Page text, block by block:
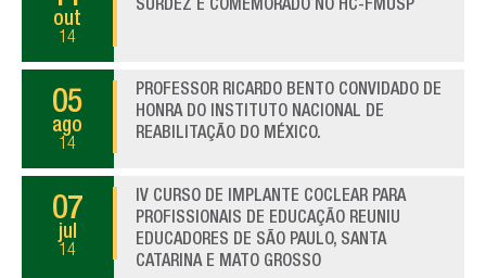
out
14
SURDEZ É COMEMORADO NO HC-FMUSP
05
ago
14
PROFESSOR RICARDO BENTO CONVIDADO DE
HONRA DO INSTITUTO NACIONAL DE
REABILITAÇÃO DO MÉXICO.
07
jul
14
IV CURSO DE IMPLANTE COCLEAR PARA
PROFISSIONAIS DE EDUCAÇÃO REUNIU
EDUCADORES DE SÃO PAULO, SANTA
CATARINA E MATO GROSSO